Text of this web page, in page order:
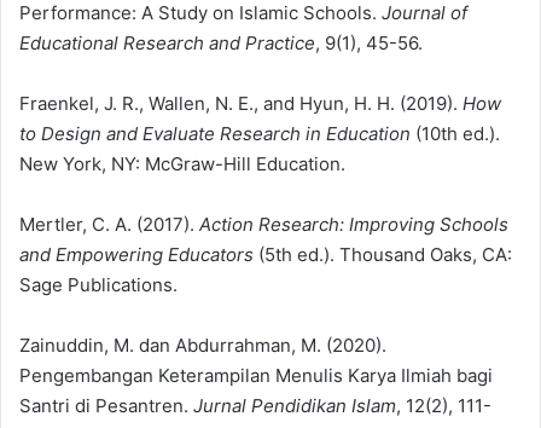
Performance: A Study on Islamic Schools. Journal of
Educational Research and Practice, 9(1), 45-56.
Fraenkel, J. R., Wallen, N. E., and Hyun, H. H. (2019). How
to Design and Evaluate Research in Education (10th ed.).
New York, NY: McGraw-Hill Education.
Mertler, C. A. (2017). Action Research: Improving Schools
and Empowering Educators (5th ed.). Thousand Oaks, CA:
Sage Publications.
Zainuddin, M. dan Abdurrahman, M. (2020).
Pengembangan Keterampilan Menulis Karya Ilmiah bagi
Santri di Pesantren. Jurnal Pendidikan Islam, 12(2), 111-